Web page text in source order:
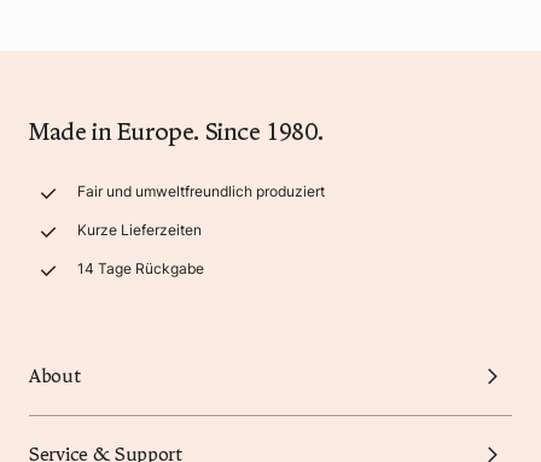
Made in Europe. Since 1980.
Fair und umweltfreundlich produziert
Kurze Lieferzeiten
14 Tage Rückgabe
About
Service & Support